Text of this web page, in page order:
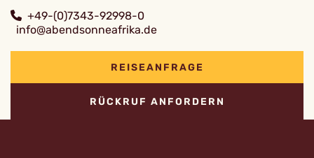
+49-(0)7343-92998-0
info@abendsonneafrika.de
REISEANFRAGE
RÜCKRUF ANFORDERN